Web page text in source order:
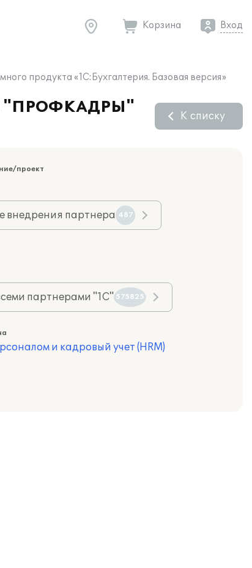
Корзина Вход
продукта «1С:Бухгалтерия. Базовая версия»
"ПРОФКАДРЫ"
К списку
проект
внедрения партнера 487
партнерами "1С" 575825
и кадровый учет (HRM)